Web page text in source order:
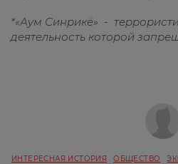
*«Аум Синрикё» -
деятельность которой
ИНТЕРЕСНАЯ ИСТОРИЯ ОБЩЕСТВО